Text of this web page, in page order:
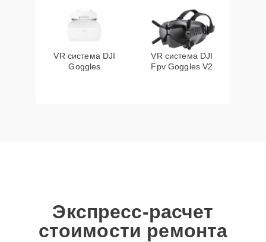
VR система DJI
Goggles
VR система DJI
Fpv Goggles V2
Экспресс-расчет
стоимости ремонта